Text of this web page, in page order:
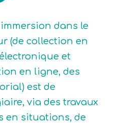
immersion dans le
(de collection en
et
en ligne, des
est de
via des travaux
en situations, de